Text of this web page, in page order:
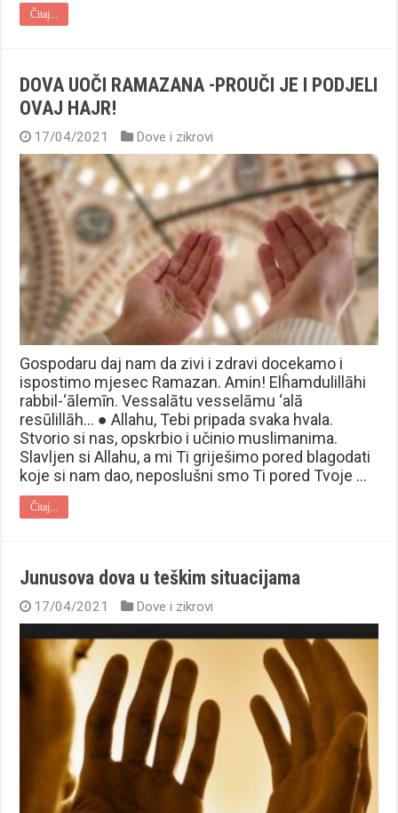
Čitaj...
DOVA UOČI RAMAZANA -PROUČI JE I PODJELI
OVAJ HAJR!
17/04/2021 Dove i zikrovi
Gospodaru daj nam da zivi i zdravi docekamo i
ispostimo mjesec Ramazan. Amin! Elĥamdulillāhi
rabbil-‘ālemīn. Vessalātu vesselāmu ‘alā
resūlillāh… ● Allahu, Tebi pripada svaka hvala.
Stvorio si nas, opskrbio i učinio muslimanima.
Slavljen si Allahu, a mi Ti griješimo pored blagodati
koje si nam dao, neposlušni smo Ti pored Tvoje …
Čitaj...
Junusova dova u teškim situacijama
17/04/2021 Dove i zikrovi